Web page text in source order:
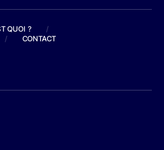
QUOI ?
/
/ CONTACT